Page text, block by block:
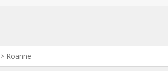
> Roanne